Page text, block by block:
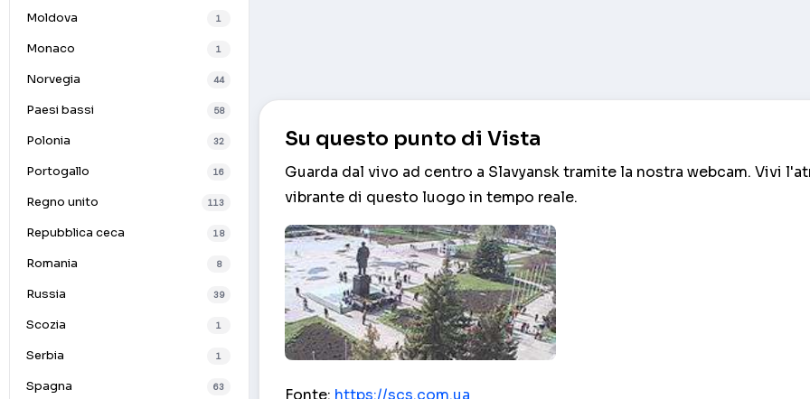
Moldova 1
Monaco 1
Norvegia 44
Paesi bassi 58
Polonia 32
Portogallo 16
Regno unito 113
Repubblica ceca 18
Romania 8
Russia 39
Scozia 1
Serbia 1
Spagna 63
Su questo punto di Vista
Guarda dal vivo ad centro a Slavyansk tramite la nostra webcam. Vivi
vibrante di questo luogo in tempo reale.
Fonte: https://scs.com.ua